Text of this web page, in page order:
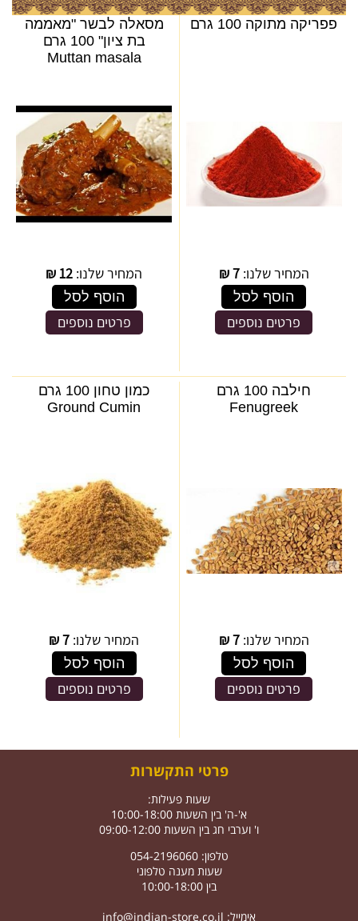
פפריקה מתוקה 100 גרם
המחיר שלנו:7
₪
הוסף לסל
פרטים נוספים
מסאלה לבשר "מאממה
בת ציון" 100 גרם
Muttan masala
המחיר שלנו: 12
₪
הוסף לסל
פרטים נוספים
חילבה 100 גרם
Fenugreek
המחיר שלנו:7
₪
הוסף לסל
פרטים נוספים
כמון טחון 100 גרם
Ground Cumin
המחיר שלנו: 7
₪
הוסף לסל
פרטים נוספים
פרטי התקשרות
שעות פעילות:
א'-ה' בין השעות 10:00-18:00
ו' וערבי חג בין השעות 09:00-12:00
טלפון: 054-2196060
שעות מענה טלפוני
בין 10:00-18:00
אימייל: info@indian-store.co.il